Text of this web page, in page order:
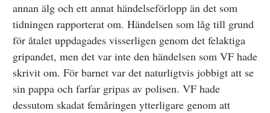
annan älg och ett annat händelseförlopp än det som
tidningen rapporterat om. Händelsen som låg till grund
för åtalet uppdagades visserligen genom det felaktiga
gripandet, men det var inte den händelsen som VF hade
skrivit om. För barnet var det naturligtvis jobbigt att se
sin pappa och farfar gripas av polisen. VF hade
dessutom skadat femåringen ytterligare genom att